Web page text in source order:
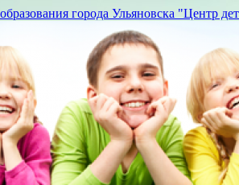
города Ульяновска "Центр